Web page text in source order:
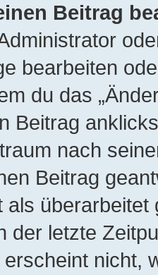
Beitrag
bearbeiten
du das
Beitrag
nach
Beitrag
als
der letzte
nicht,